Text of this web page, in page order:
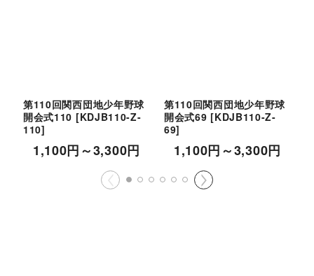
第110回関西団地少年野球
開会式110 [KDJB110-Z-
110]
1,100円～3,300円
第110回関西団地少年野球
開会式69 [KDJB110-Z-
69]
1,100円～3,300円